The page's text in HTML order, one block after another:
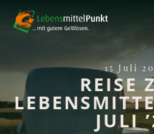
15 Juli
REISE
JULI